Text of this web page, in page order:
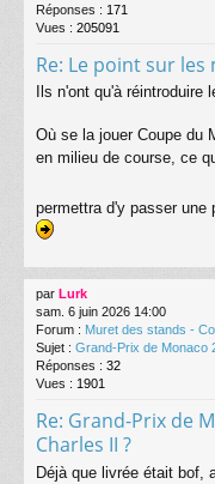
Réponses : 171
Vues : 205091
Re: Le point sur
Ils n'ont qu'à réintroduire
Où se la jouer Coupe du
en milieu de course, ce
permettra d'y passer une
par Lurk
sam. 6 juin 2026 14:00
Forum : Muret des stands -
Sujet : Grand-Prix de Monaco
Réponses : 32
Vues : 1901
Re: Grand-Prix de
Charles II ?
Déjà que livrée était bof,